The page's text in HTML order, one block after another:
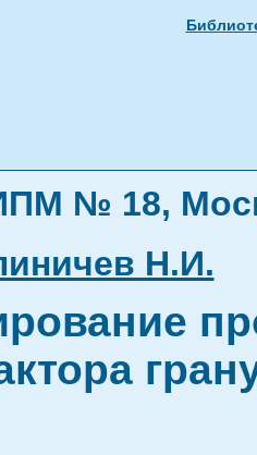
№ 18,
Н.И.